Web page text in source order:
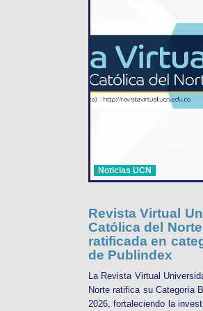
Noticias UCN
Revista Virtual
Católica del
ratificada en
de Publindex
La Revista Virtual
Norte ratifica su Categoría
2026, fortaleciendo la